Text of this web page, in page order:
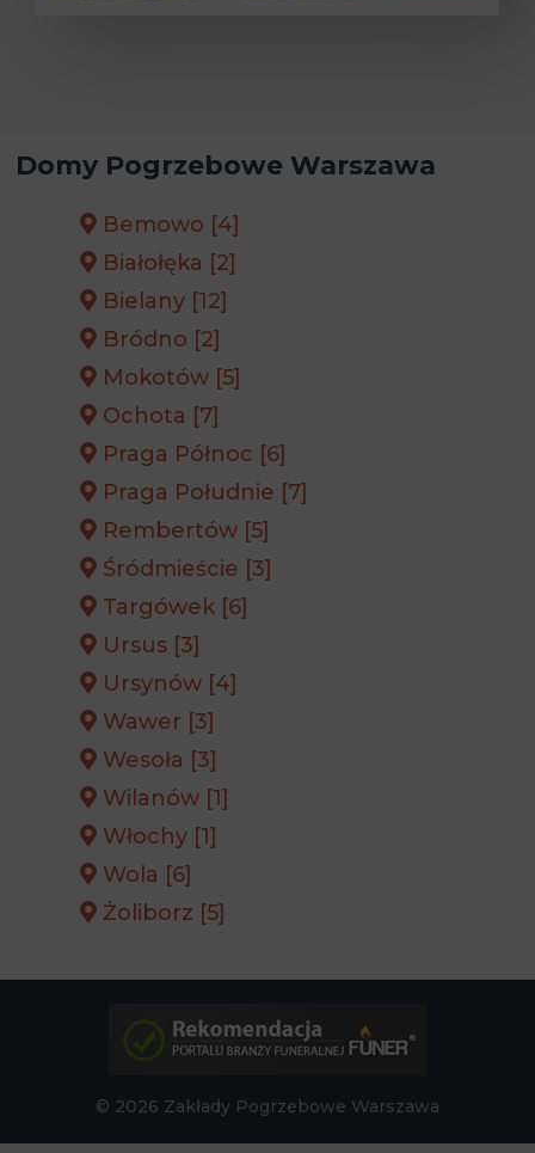
Domy Pogrzebowe Warszawa
Bemowo [4]
Białołęka [2]
Bielany [12]
Bródno [2]
Mokotów [5]
Ochota [7]
Praga Północ [6]
Praga Południe [7]
Rembertów [5]
Śródmieście [3]
Targówek [6]
Ursus [3]
Ursynów [4]
Wawer [3]
Wesoła [3]
Wilanów [1]
Włochy [1]
Wola [6]
Żoliborz [5]
© 2026 Zakłady Pogrzebowe Warszawa